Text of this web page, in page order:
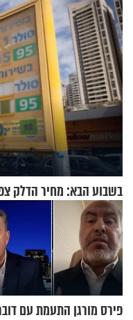
בשבוע הבא: מחיר הדלק
פירס מורגן התעמת עם